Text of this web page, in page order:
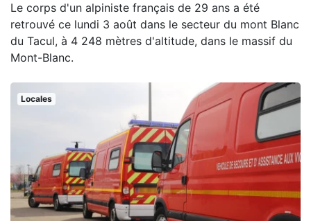
Le corps d'un alpiniste français de 29 ans a été
retrouvé ce lundi 3 août dans le secteur du mont Blanc
du Tacul, à 4 248 mètres d'altitude, dans le massif du
Mont-Blanc.
Locales